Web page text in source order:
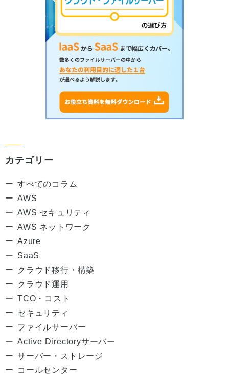
カテゴリー
すべてのコラム
AWS
AWS セキュリティ
AWS ネットワーク
Azure
SaaS
クラウド移行・構築
クラウド運用
TCO・コスト
セキュリティ
ファイルサーバー
Active Directoryサーバー
サーバー・ストレージ
コールセンター